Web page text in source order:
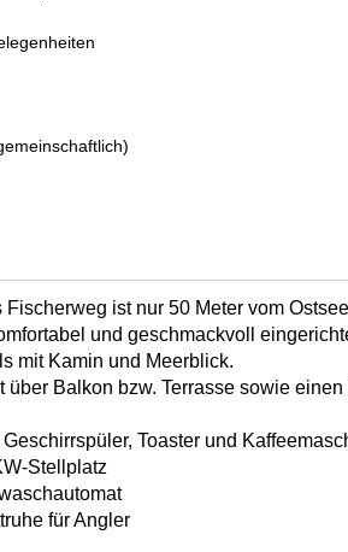
Fischerweg ist nur 50 Meter vom
und geschmackvoll
mit Kamin und Meerblick.
über Balkon bzw. Terrasse sowie einen
Toaster und
Stellplatz
für Angler